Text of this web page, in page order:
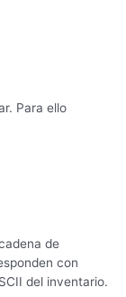
Para ello
de
con
del inventario.